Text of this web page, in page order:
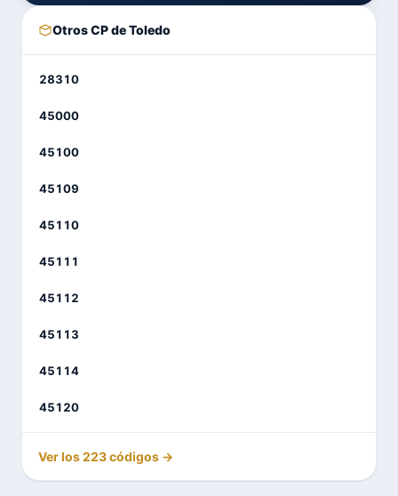
Otros CP de Toledo
28310
45000
45100
45109
45110
45111
45112
45113
45114
45120
Ver los 223 códigos →